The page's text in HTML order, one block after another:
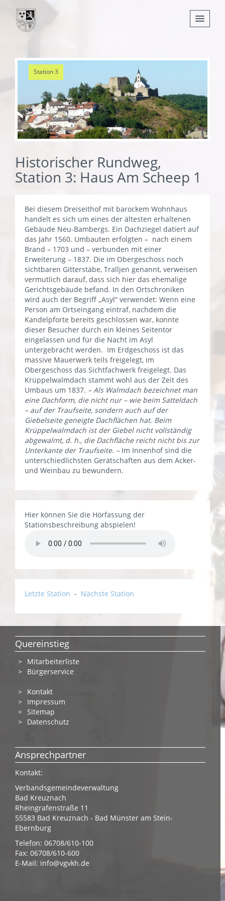
Nachrichten
Leben
Verwaltung
Tourismus
Gemeinden
Station 3
Historischer Rundweg,
Station 3: Haus Am Scheep 1
Bei diesem Dreiseithof mit barockem Wohnhaus
handelt es sich um eines der ältesten erhaltenen
Gebäude Neu-Bambergs. Ein Dachziegel datiert auf
das Jahr 1560. Umbauten erfolgten – nach einem
Brand – 1703 und – verbunden mit einer
Erweiterung – 1837. Die im Obergeschoss noch
sichtbaren Gitterstäbe, Tralljen genannt, verweisen
vermutlich darauf, dass sich hier das ehemalige
Gerichtsgebäude befand. In den Ortschroniken
wird auch der Begriff „Asyl“ verwendet: Wenn eine
Person am Ortseingang eintraf, nachdem die
Kandelpforte bereits geschlossen war, konnte
dieser Besucher durch ein kleines Seitentor
eingelassen und für die Nacht im Asyl
untergebracht werden. Im Erdgeschoss ist das
massive Mauerwerk teils freigelegt, im
Obergeschoss das Sichtfachwerk freigelegt. Das
Krüppelwalmdach stammt wohl aus der Zeit des
Umbaus um 1837. – Als Walmdach bezeichnet man
eine Dachform, die nicht nur – wie beim Satteldach
– auf der Traufseite, sondern auch auf der
Giebelseite geneigte Dachflächen hat. Beim
Krüppelwalmdach ist der Giebel nicht vollständig
abgewalmt, d. h., die Dachfläche reicht nicht bis zur
Unterkante der Traufseite. –Im Innenhof sind die
unterschiedlichsten Gerätschaften aus dem Acker-
und Weinbau zu bewundern.
Hier können Sie die Hörfassung der
Stationsbeschreibung abspielen!
Letzte Station - Nächste Station
Quereinstieg
Mitarbeiterliste
Bürgerservice
Kontakt
Impressum
Sitemap
Datenschutz
Ansprechpartner
Kontakt:
Verbandsgemeindeverwaltung
Bad Kreuznach
Rheingrafenstraße 11
55583 Bad Kreuznach - Bad Münster am Stein-
Ebernburg
Telefon: 06708/610-100
Fax: 06708/610-600
E-Mail: info@vgvkh.de